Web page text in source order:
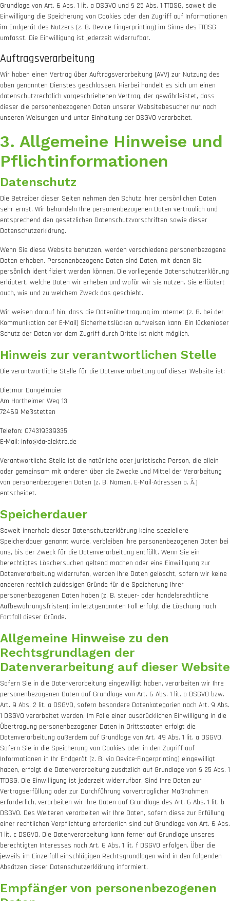
Grundlage von Art. 6 Abs. 1 lit. a DSGVO und § 25 Abs. 1 TTDSG, soweit die
Einwilligung die Speicherung von Cookies oder den Zugriff auf Informationen
im Endgerät des Nutzers (z. B. Device-Fingerprinting) im Sinne des TTDSG
umfasst. Die Einwilligung ist jederzeit widerrufbar.
Auftragsverarbeitung
Wir haben einen Vertrag über Auftragsverarbeitung (AVV) zur Nutzung des
oben genannten Dienstes geschlossen. Hierbei handelt es sich um einen
datenschutzrechtlich vorgeschriebenen Vertrag, der gewährleistet, dass
dieser die personenbezogenen Daten unserer Websitebesucher nur nach
unseren Weisungen und unter Einhaltung der DSGVO verarbeitet.
3. Allgemeine Hinweise und
Pflicht­informationen
Datenschutz
Die Betreiber dieser Seiten nehmen den Schutz Ihrer persönlichen Daten
sehr ernst. Wir behandeln Ihre personenbezogenen Daten vertraulich und
entsprechend den gesetzlichen Datenschutzvorschriften sowie dieser
Datenschutzerklärung.
Wenn Sie diese Website benutzen, werden verschiedene personenbezogene
Daten erhoben. Personenbezogene Daten sind Daten, mit denen Sie
persönlich identifiziert werden können. Die vorliegende Datenschutzerklärung
erläutert, welche Daten wir erheben und wofür wir sie nutzen. Sie erläutert
auch, wie und zu welchem Zweck das geschieht.
Wir weisen darauf hin, dass die Datenübertragung im Internet (z. B. bei der
Kommunikation per E-Mail) Sicherheitslücken aufweisen kann. Ein lückenloser
Schutz der Daten vor dem Zugriff durch Dritte ist nicht möglich.
Hinweis zur verantwortlichen Stelle
Die verantwortliche Stelle für die Datenverarbeitung auf dieser Website ist:
Dietmar Dangelmaier
Am Hartheimer Weg 13
72469 Meßstetten
Telefon: 074319339335
E-Mail: info@da-elektro.de
Verantwortliche Stelle ist die natürliche oder juristische Person, die allein
oder gemeinsam mit anderen über die Zwecke und Mittel der Verarbeitung
von personenbezogenen Daten (z. B. Namen, E-Mail-Adressen o. Ä.)
entscheidet.
Speicherdauer
Soweit innerhalb dieser Datenschutzerklärung keine speziellere
Speicherdauer genannt wurde, verbleiben Ihre personenbezogenen Daten bei
uns, bis der Zweck für die Datenverarbeitung entfällt. Wenn Sie ein
berechtigtes Löschersuchen geltend machen oder eine Einwilligung zur
Datenverarbeitung widerrufen, werden Ihre Daten gelöscht, sofern wir keine
anderen rechtlich zulässigen Gründe für die Speicherung Ihrer
personenbezogenen Daten haben (z. B. steuer- oder handelsrechtliche
Aufbewahrungsfristen); im letztgenannten Fall erfolgt die Löschung nach
Fortfall dieser Gründe.
Allgemeine Hinweise zu den
Rechtsgrundlagen der
Datenverarbeitung auf dieser Website
Sofern Sie in die Datenverarbeitung eingewilligt haben, verarbeiten wir Ihre
personenbezogenen Daten auf Grundlage von Art. 6 Abs. 1 lit. a DSGVO bzw.
Art. 9 Abs. 2 lit. a DSGVO, sofern besondere Datenkategorien nach Art. 9 Abs.
1 DSGVO verarbeitet werden. Im Falle einer ausdrücklichen Einwilligung in die
Übertragung personenbezogener Daten in Drittstaaten erfolgt die
Datenverarbeitung außerdem auf Grundlage von Art. 49 Abs. 1 lit. a DSGVO.
Sofern Sie in die Speicherung von Cookies oder in den Zugriff auf
Informationen in Ihr Endgerät (z. B. via Device-Fingerprinting) eingewilligt
haben, erfolgt die Datenverarbeitung zusätzlich auf Grundlage von § 25 Abs. 1
TTDSG. Die Einwilligung ist jederzeit widerrufbar. Sind Ihre Daten zur
Vertragserfüllung oder zur Durchführung vorvertraglicher Maßnahmen
erforderlich, verarbeiten wir Ihre Daten auf Grundlage des Art. 6 Abs. 1 lit. b
DSGVO. Des Weiteren verarbeiten wir Ihre Daten, sofern diese zur Erfüllung
einer rechtlichen Verpflichtung erforderlich sind auf Grundlage von Art. 6 Abs.
1 lit. c DSGVO. Die Datenverarbeitung kann ferner auf Grundlage unseres
berechtigten Interesses nach Art. 6 Abs. 1 lit. f DSGVO erfolgen. Über die
jeweils im Einzelfall einschlägigen Rechtsgrundlagen wird in den folgenden
Absätzen dieser Datenschutzerklärung informiert.
Empfänger von personenbezogenen